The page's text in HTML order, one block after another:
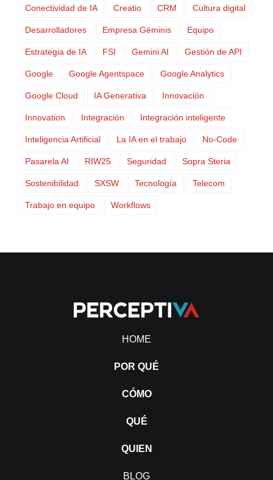
Conectividad de IA Creatio CRM Cultura digital
Desarrolladores Empresa Géminis Equipo
Estrategia de IA FSI Gemini AI Gestión de API
Google Google Agentspace Google Analytics
Google Cloud IA Generativa Innovación
Innovation Integración Integración inteligente
Inteligencia Artificial La IA en el trabajo No-Code
Pasarela AI RIW25 Seguridad Sopra Steria
Sostenibilidad SXSW Tecnología Telecom
Trabajo en equipo Workflows
HOME
POR QUÉ
CÓMO
QUÉ
QUIEN
BLOG